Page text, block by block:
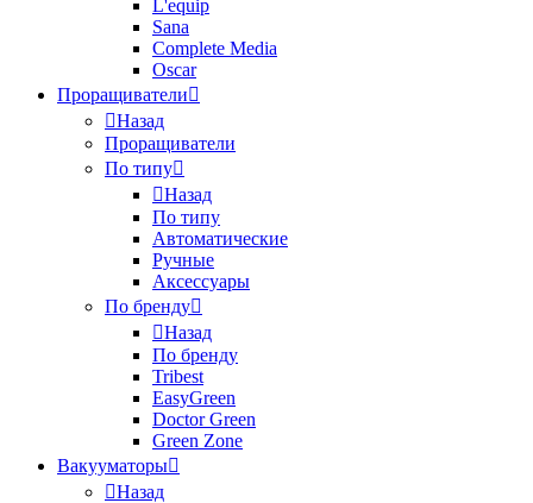
L'equip
Sana
Complete Media
Oscar
Проращиватели
Назад
Проращиватели
По типу
Назад
По типу
Автоматические
Ручные
Аксессуары
По бренду
Назад
По бренду
Tribest
EasyGreen
Doctor Green
Green Zone
Вакууматоры
Назад